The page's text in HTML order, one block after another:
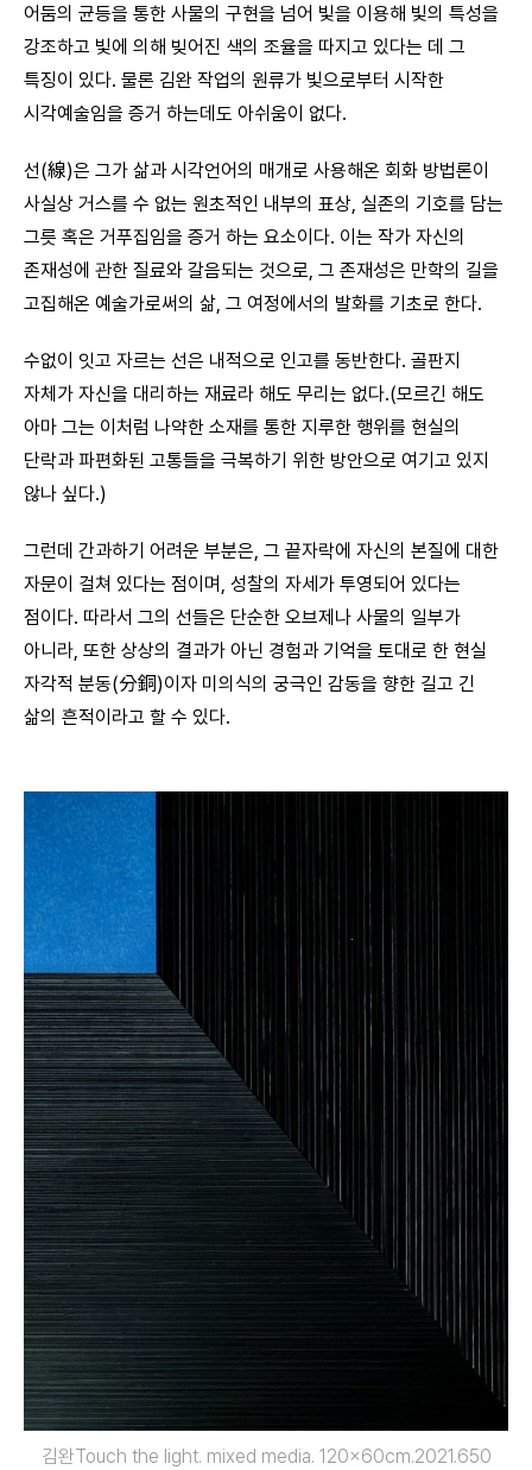
어둠의 균등을 통한 사물의 구현을 넘어 빛을 이용해 빛의 특성을
강조하고 빛에 의해 빚어진 색의 조율을 따지고 있다는 데 그
특징이 있다. 물론 김완 작업의 원류가 빛으로부터 시작한
시각예술임을 증거 하는데도 아쉬움이 없다.
선(線)은 그가 삶과 시각언어의 매개로 사용해온 회화 방법론이
사실상 거스를 수 없는 원초적인 내부의 표상, 실존의 기호를 담는
그릇 혹은 거푸집임을 증거 하는 요소이다. 이는 작가 자신의
존재성에 관한 질료와 갈음되는 것으로, 그 존재성은 만학의 길을
고집해온 예술가로써의 삶, 그 여정에서의 발화를 기초로 한다.
수없이 잇고 자르는 선은 내적으로 인고를 동반한다. 골판지
자체가 자신을 대리하는 재료라 해도 무리는 없다.(모르긴 해도
아마 그는 이처럼 나약한 소재를 통한 지루한 행위를 현실의
단락과 파편화된 고통들을 극복하기 위한 방안으로 여기고 있지
않나 싶다.)
그런데 간과하기 어려운 부분은, 그 끝자락에 자신의 본질에 대한
자문이 걸쳐 있다는 점이며, 성찰의 자세가 투영되어 있다는
점이다. 따라서 그의 선들은 단순한 오브제나 사물의 일부가
아니라, 또한 상상의 결과가 아닌 경험과 기억을 토대로 한 현실
자각적 분동(分銅)이자 미의식의 궁극인 감동을 향한 길고 긴
삶의 흔적이라고 할 수 있다.
김완Touch the light. mixed media. 120×60cm.2021.650